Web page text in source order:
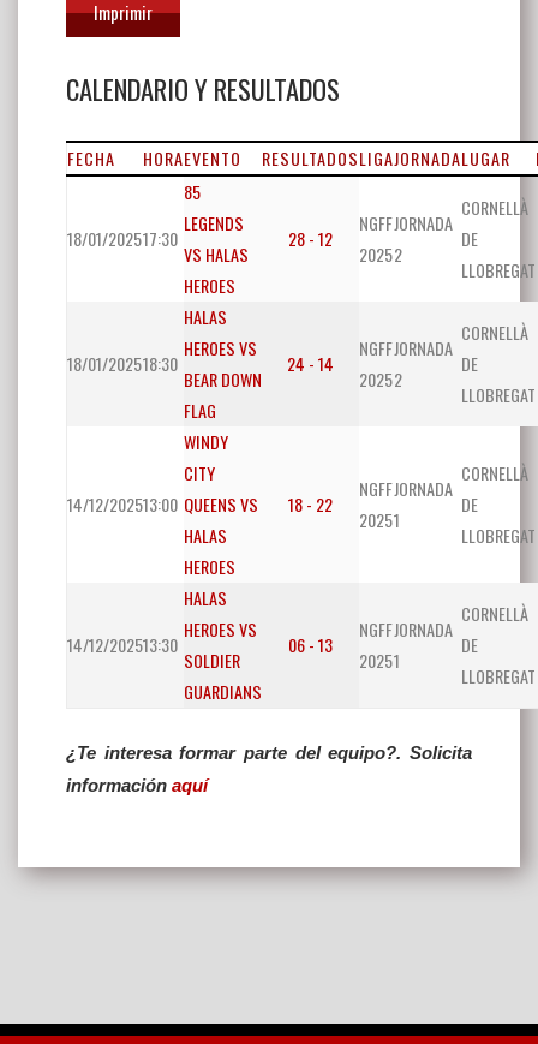
Imprimir
CALENDARIO Y RESULTADOS
FECHA HORAEVENTO RESULTADOSLIGAJORNADALUGAR
18/01/202517:30
85
LEGENDS
VS HALAS
HEROES
28 - 12
NGFF
2025
JORNADA
2
CORNELLÀ
DE
LLOBREGAT
18/01/202518:30
HALAS
HEROES VS
BEAR DOWN
FLAG
24 - 14
NGFF
2025
JORNADA
2
CORNELLÀ
DE
LLOBREGAT
14/12/202513:00
WINDY
CITY
QUEENS VS
HALAS
HEROES
18 - 22
NGFF
2025
JORNADA
1
CORNELLÀ
DE
LLOBREGAT
14/12/202513:30
HALAS
HEROES VS
SOLDIER
GUARDIANS
06 - 13
NGFF
2025
JORNADA
1
CORNELLÀ
DE
LLOBREGAT
¿Te interesa formar parte del equipo?. Solicita
información aquí